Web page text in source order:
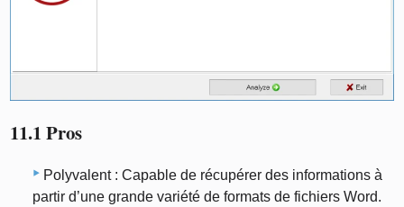
11.1 Pros
Polyvalent : Capable de récupérer des informations à
partir d’une grande variété de formats de fichiers Word.